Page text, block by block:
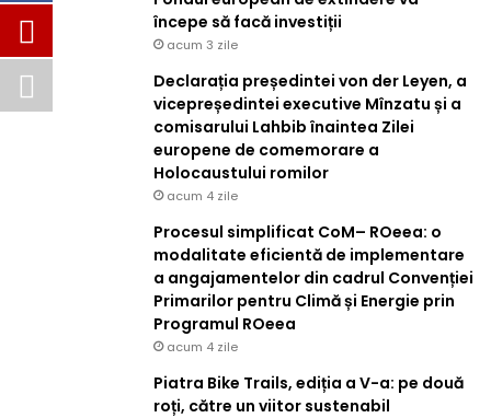
începe să facă investiții
acum 3 zile
Declarația președintei von der Leyen, a
vicepreședintei executive Mînzatu și a
comisarului Lahbib înaintea Zilei
europene de comemorare a
Holocaustului romilor
acum 4 zile
Procesul simplificat CoM– ROeea: o
modalitate eficientă de implementare
a angajamentelor din cadrul Convenției
Primarilor pentru Climă și Energie prin
Programul ROeea
acum 4 zile
Piatra Bike Trails, ediția a V-a: pe două
roți, către un viitor sustenabil